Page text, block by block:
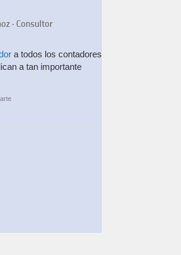
· Consultor
a todos los contadores
a tan importante